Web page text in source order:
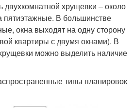
хрущевки – около
пятиэтажные. В большинстве
окна выходят на одну сторону
квартиры с двумя окнами). В
можно выделить наличие
типы планировок